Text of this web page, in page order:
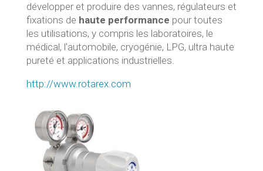
développer et produire des vannes, régulateurs et
fixations de haute performance pour toutes
les utilisations, y compris les laboratoires, le
médical, l'automobile, cryogénie, LPG, ultra haute
pureté et applications industrielles.
http://www.rotarex.com